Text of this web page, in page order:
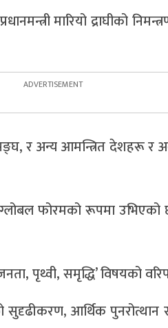
मारियो द्राघीको
आमन्त्रित देशहरू र
ग्लोबल फोरमको रूपमा
पृथ्वी, समृद्धि’ विषयको
सुदृढीकरण, आर्थिक